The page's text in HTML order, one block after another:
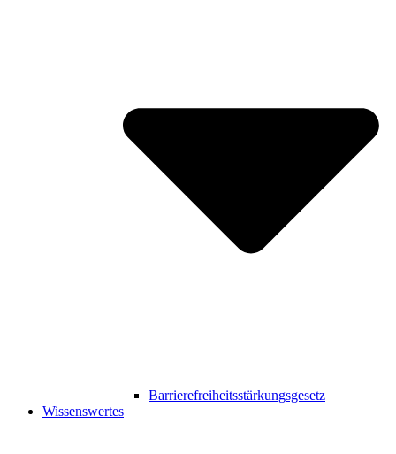
Barrierefreiheitsstärkungsgesetz
Wissenswertes